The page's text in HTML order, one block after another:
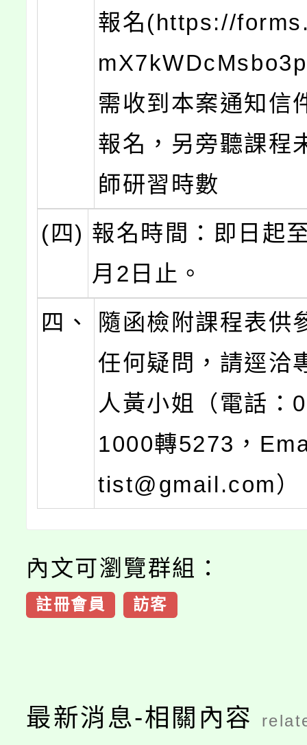
報名(https://
需收到本案通知信
報名，另旁聽課程
師研習時數
(四) 報名時間：即日起
月2日止。
四、
隨函檢附課程表供
任何疑問，請逕洽
人黃小姐（電話：
1000轉5273，
tist@gmail.com）
內文可瀏覽群組：
註冊會員 訪客
最新消息-相關內容